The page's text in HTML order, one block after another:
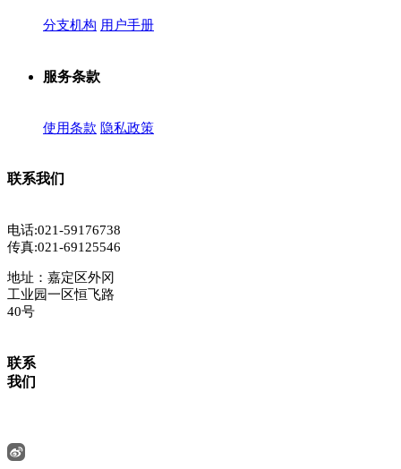
分支机构 用户手册
服务条款
使用条款 隐私政策
联系我们
电话:021-59176738
传真:021-69125546
地址：嘉定区外冈
工业园一区恒飞路
40号
联系
我们